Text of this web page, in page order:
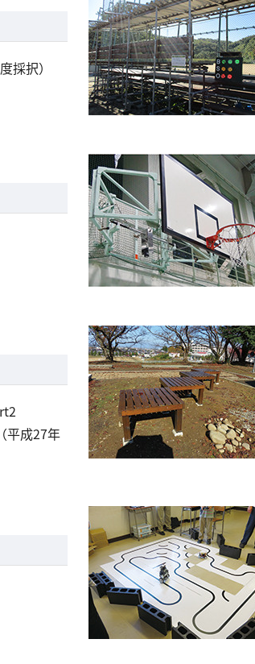
採択）
平成27年